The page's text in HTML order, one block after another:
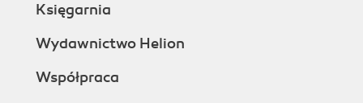
Księgarnia
Wydawnictwo Helion
Współpraca